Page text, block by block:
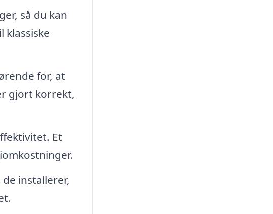
så du kan
klassiske
for, at
gjort korrekt,
Et
installerer,